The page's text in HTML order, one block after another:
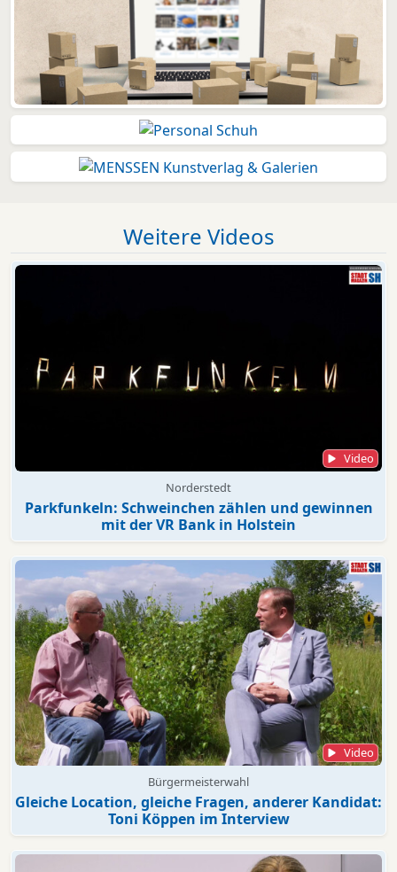
Weitere Videos
Video
Norderstedt
Parkfunkeln: Schweinchen zählen und gewinnen
mit der VR Bank in Holstein
Video
Bürgermeisterwahl
Gleiche Location, gleiche Fragen, anderer Kandidat:
Toni Köppen im Interview